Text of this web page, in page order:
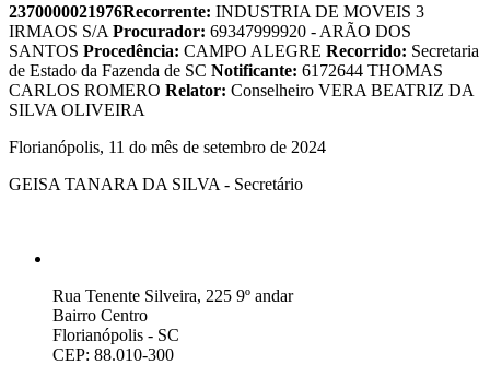
2370000021976Recorrente: INDUSTRIA DE MOVEIS 3
IRMAOS S/A Procurador: 69347999920 - ARÃO DOS
SANTOS Procedência: CAMPO ALEGRE Recorrido: Secretaria
de Estado da Fazenda de SC Notificante: 6172644 THOMAS
CARLOS ROMERO Relator: Conselheiro VERA BEATRIZ DA
SILVA OLIVEIRA
Florianópolis, 11 do mês de setembro de 2024
GEISA TANARA DA SILVA - Secretário
Rua Tenente Silveira, 225 9º andar
Bairro Centro
Florianópolis - SC
CEP: 88.010-300